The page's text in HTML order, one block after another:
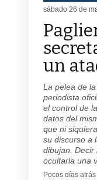
sábado 26 de
un
La pelea de
periodista
el control de
datos del
que ni
su discurso a
dibujan.
ocultarla una
Pocos días